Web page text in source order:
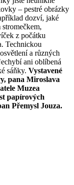
– pestré obrázky
dozví, jaké
z počátku
Technickou
a různých
ani oblíbená
sáňky. Vystavené
pana Miroslava
Muzea
papírových
Přemysl Jouza.